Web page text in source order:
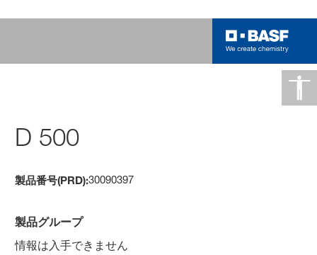
D 500
製品番号(PRD):30090397
製品グループ
情報は入手できません